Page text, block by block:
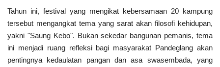
Politik
Desa & Kelurahan
Pertanian
Tahun ini, festival yang mengikat kebersamaan 20 kampung
tersebut mengangkat tema yang sarat akan filosofi kehidupan,
yakni "Saung Kebo". Bukan sekedar bangunan pemanis, tema
ini menjadi ruang refleksi bagi masyarakat Pandeglang akan
pentingnya kedaulatan pangan dan asa swasembada, yang